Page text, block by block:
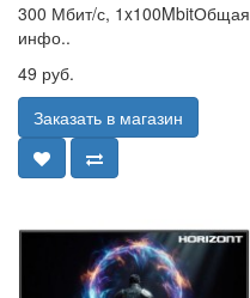
300 Мбит/с, 1x100MbitОбщая
инфо..
49 руб.
Заказать в магазин